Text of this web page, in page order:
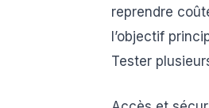
reprendre
l’objectif
Tester